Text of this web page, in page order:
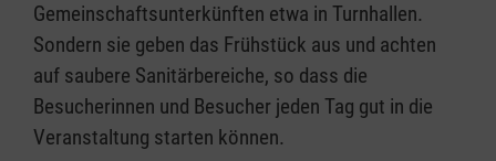
Gemeinschaftsunterkünften etwa in Turnhallen.
Sondern sie geben das Frühstück aus und achten
auf saubere Sanitärbereiche, so dass die
Besucherinnen und Besucher jeden Tag gut in die
Veranstaltung starten können.